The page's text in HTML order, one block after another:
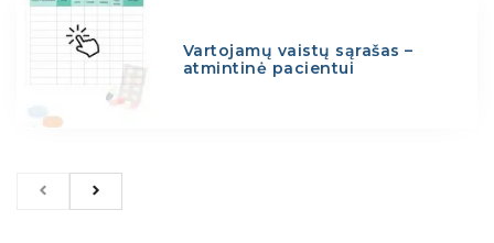
Vartojamų vaistų sąrašas –
atmintinė pacientui